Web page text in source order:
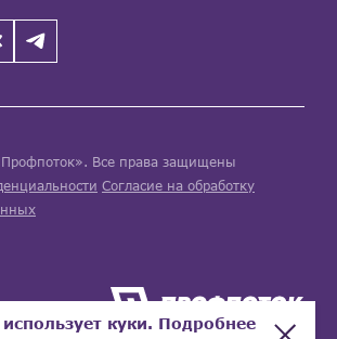
Все права защищены
Согласие на обработку
куки. Подробнее